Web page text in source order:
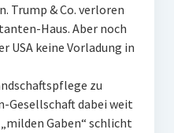
Trump & Co. verloren
Haus. Aber noch
USA keine Vorladung in
zu
Gesellschaft dabei weit
Gaben“ schlicht